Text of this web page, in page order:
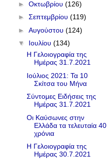
► Οκτωβρίου (126)
► Σεπτεμβρίου (119)
► Αυγούστου (124)
▼ Ιουλίου (134)
Η Γελοιογραφία της
Ημέρας 31.7.2021
Ιούλιος 2021: Τα 10
Σκίτσα του Μήνα
Σύντομες Ειδήσεις της
Ημέρας 31.7.2021
Οι Καύσωνες στην
Ελλάδα τα τελευταία 40
χρόνια
Η Γελοιογραφία της
Ημέρας 30.7.2021